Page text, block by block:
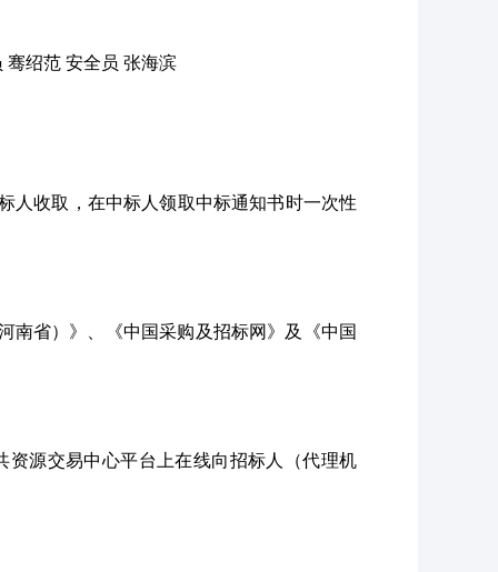
骞绍范 安全员 张海滨
人收取，在中标人领取中标通知书时一次性
南省）》、《中国采购及招标网》及《中国
源交易中心平台上在线向招标人（代理机